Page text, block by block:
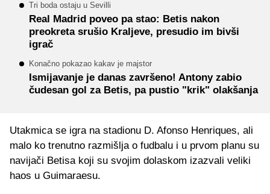
Tri boda ostaju u Sevilli
Real Madrid poveo pa stao: Betis nakon
preokreta srušio Kraljeve, presudio im bivši
igrač
Konačno pokazao kakav je majstor
Ismijavanje je danas završeno! Antony zabio
čudesan gol za Betis, pa pustio "krik" olakšanja
Utakmica se igra na stadionu D. Afonso Henriques, ali
malo ko trenutno razmišlja o fudbalu i u prvom planu su
navijači Betisa koji su svojim dolaskom izazvali veliki
haos u Guimaraesu.